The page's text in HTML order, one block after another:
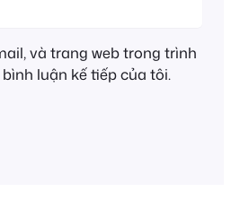
và trang web trong trình
luận kế tiếp của tôi.